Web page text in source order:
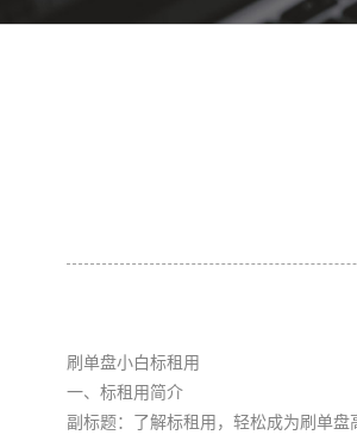
刷单盘小白标租用
一、标租用简介
副标题：了解标租用，轻松成为刷单盘